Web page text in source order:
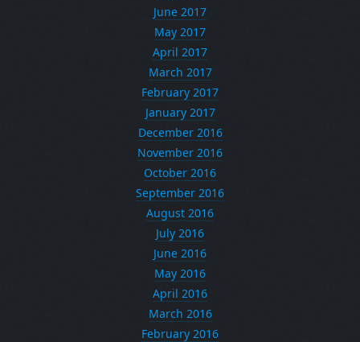
June 2017
May 2017
April 2017
March 2017
February 2017
January 2017
December 2016
November 2016
October 2016
September 2016
August 2016
July 2016
June 2016
May 2016
April 2016
March 2016
February 2016